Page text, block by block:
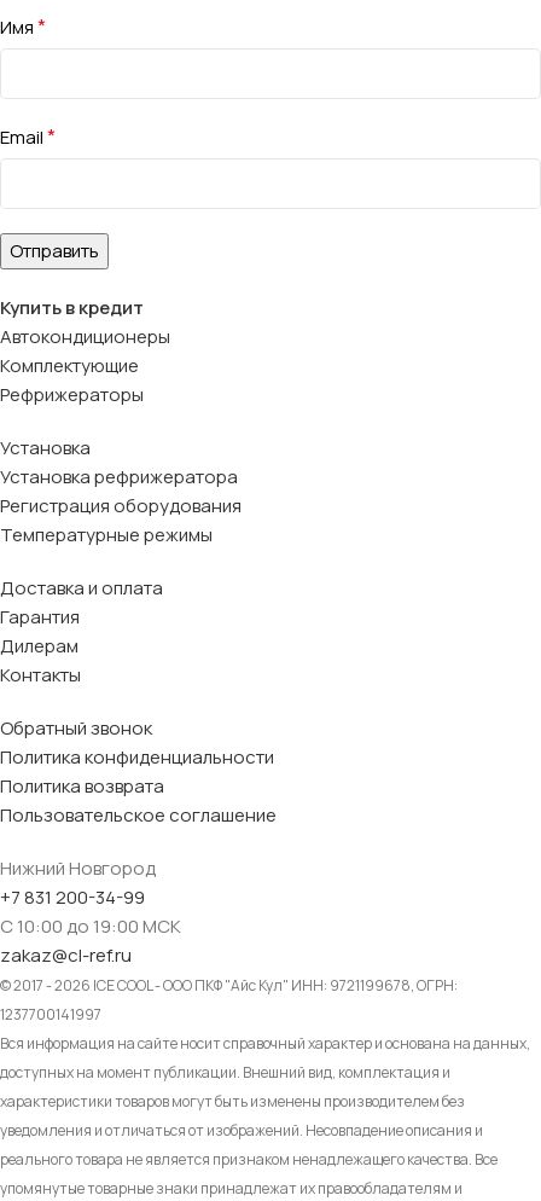
Имя*
Email*
Купить в кредит
Автокондиционеры
Комплектующие
Рефрижераторы
Установка
Установка рефрижератора
Регистрация оборудования
Температурные режимы
Доставка и оплата
Гарантия
Дилерам
Контакты
Обратный звонок
Политика конфиденциальности
Политика возврата
Пользовательское соглашение
Нижний Новгород
+7 831 200-34-99
С 10:00 до 19:00 МСК
zakaz@cl-ref.ru
© 2017 - 2026 ICE COOL - ООО ПКФ "Айс Кул" ИНН: 9721199678, ОГРН:
1237700141997
Вся информация на сайте носит справочный характер и основана на данных,
доступных на момент публикации. Внешний вид, комплектация и
характеристики товаров могут быть изменены производителем без
уведомления и отличаться от изображений. Несовпадение описания и
реального товара не является признаком ненадлежащего качества. Все
упомянутые товарные знаки принадлежат их правообладателям и